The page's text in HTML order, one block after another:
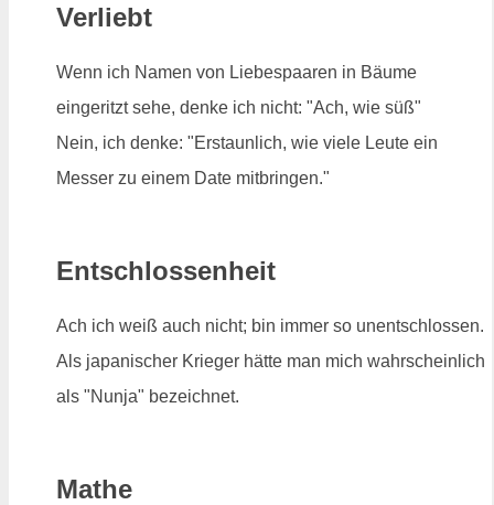
Verliebt
Wenn ich Namen von Liebespaaren in Bäume
eingeritzt sehe, denke ich nicht: "Ach, wie süß"
Nein, ich denke: "Erstaunlich, wie viele Leute ein
Messer zu einem Date mitbringen."
Entschlossenheit
Ach ich weiß auch nicht; bin immer so unentschlossen.
Als japanischer Krieger hätte man mich wahrscheinlich
als "Nunja" bezeichnet.
Mathe